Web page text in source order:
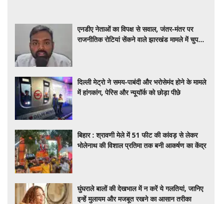
एनडीए नेताओं का विपक्ष से सवाल, जंतर-मंतर पर
राजनीतिक रोटियां सेंकने वाले झारखंड मामले में चुप
दिल्ली मेट्रो ने समय-पाबंदी और भरोसेमंद होने के मामले
में हांगकांग, पेरिस और न्यूयॉर्क को छोड़ा पीछे
बिहार : श्रावणी मेले में 51 फीट की कांवड़ से लेकर
भोलेनाथ की विशाल प्रतिमा तक बनी आकर्षण का केंद्र
घुंघराले बालों की देखभाल में न करें ये गलतियां, जानिए
इन्हें मुलायम और मजबूत रखने का आसान तरीका